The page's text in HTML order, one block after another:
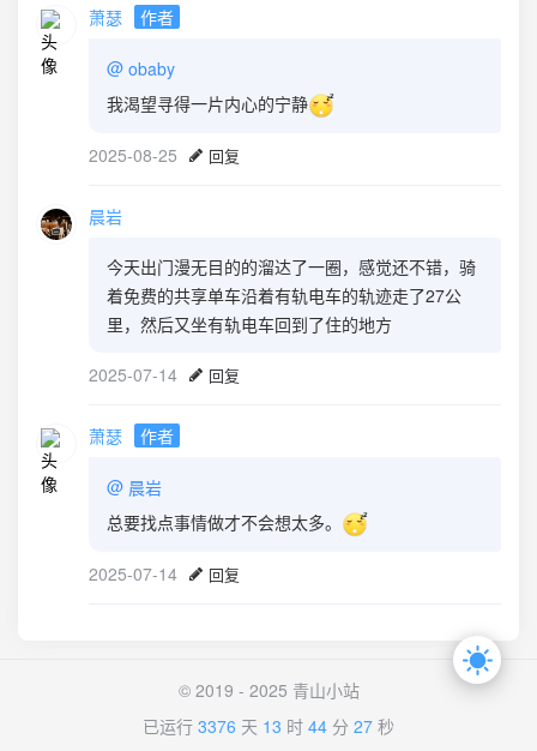
萧瑟 作者
@ obaby
我渴望寻得一片内心的宁静
2025-08-25 回复
晨岩
今天出门漫无目的的溜达了一圈，感觉还不错，骑
着免费的共享单车沿着有轨电车的轨迹走了27公
里，然后又坐有轨电车回到了住的地方
2025-07-14 回复
萧瑟 作者
@ 晨岩
总要找点事情做才不会想太多。
2025-07-14 回复
© 2019 - 2025 青山小站
已运行 3376 天 13 时 44 分 27 秒